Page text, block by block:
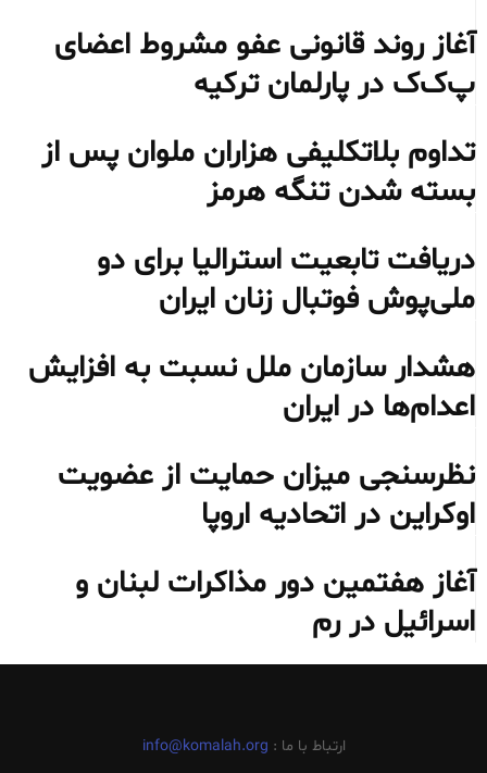
آغاز روند قانونی عفو مشروط اعضای
پ‌ک‌ک در پارلمان ترکیه
تداوم بلاتکلیفی هزاران ملوان پس از
بسته شدن تنگه هرمز
دریافت تابعیت استرالیا برای دو
ملی‌پوش فوتبال زنان ایران
هشدار سازمان ملل نسبت به افزایش
اعدام‌ها در ایران
نظرسنجی میزان حمایت از عضویت
اوکراین در اتحادیه اروپا
آغاز هفتمین دور مذاکرات لبنان و
اسرائیل در رم
ارتباط با ما : info@komalah.org